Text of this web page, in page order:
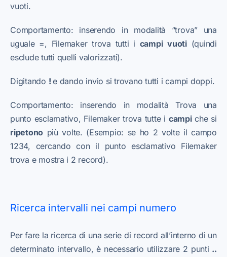
vuoti.
Comportamento: inserendo in modalità “trova” una
uguale =, Filemaker trova tutti i campi vuoti(quindi
esclude tutti quelli valorizzati).
Digitando !e dando invio si trovano tutti i campi doppi.
Comportamento: inserendo in modalità Trova una
punto esclamativo, Filemaker trova tutte i campiche si
ripetono più volte. (Esempio: se ho 2 volte il campo
1234, cercando con il punto esclamativo Filemaker
trova e mostra i 2 record).
Ricerca intervalli nei campi numero
Per fare la ricerca di una serie di record all’interno di un
determinato intervallo, è necessario utilizzare 2 punti ..